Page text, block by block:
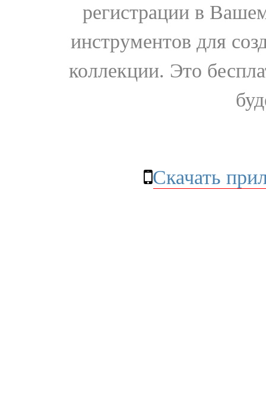
регистрации в
инструментов для
коллекции. Это
Скачать